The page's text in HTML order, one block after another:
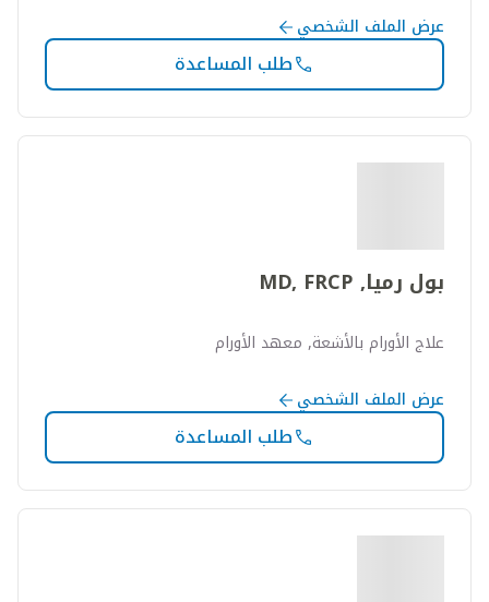
عرض الملف الشخصي
طلب المساعدة
بول رميا, MD, FRCP
علاج الأورام بالأشعة, معهد الأورام
عرض الملف الشخصي
طلب المساعدة